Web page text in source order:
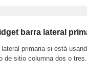
barra lateral
primaria si está
de sitio columna dos o tres.